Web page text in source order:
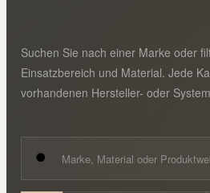
Suchen Sie nach einer Marke oder
Einsatzbereich und Material. Jede
vorhandenen Hersteller- oder